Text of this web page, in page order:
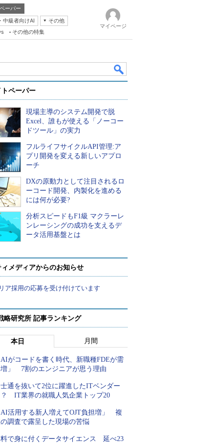
ーパー
中級者向けAI
その他
その他の特集
マイページ
ペーパー
現場主導のシステム開発で脱
Excel、誰もが使える「ノーコー
ドツール」の実力
フルライフサイクルAPI管理:ア
プリ開発を変える新しいアプロ
ーチ
DXの原動力として注目されるロ
ーコード開発、内製化を進める
には何が必要?
分析スピードもF1級 マクラーレ
ンレーシングの成功を支えるデ
ータ活用基盤とは
メディアからのお知らせ
ア採用の応募を受け付けています
略研究所 記事ランキング
本日 月間
がコードを書く時代、新職種FDEが需
」 7割のエンジニアが思う理由
通を抜いて2位に躍進したITベンダー
IT業界の就職人気企業トップ20
活用する新人増えてOJT負担増」 複
調査で露呈した現場の苦悩
で身に付くデータサイエンス 延べ23